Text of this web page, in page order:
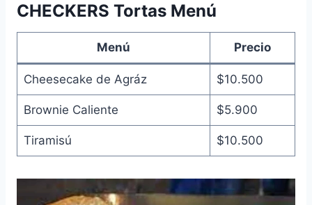
CHECKERS Tortas Menú
Menú Precio
Cheesecake de Agráz $10.500
Brownie Caliente $5.900
Tiramisú $10.500